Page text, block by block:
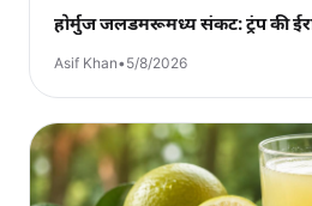
होर्मुज जलडमरूमध्य संकट: ट्रंप की
Asif Khan•5/8/2026